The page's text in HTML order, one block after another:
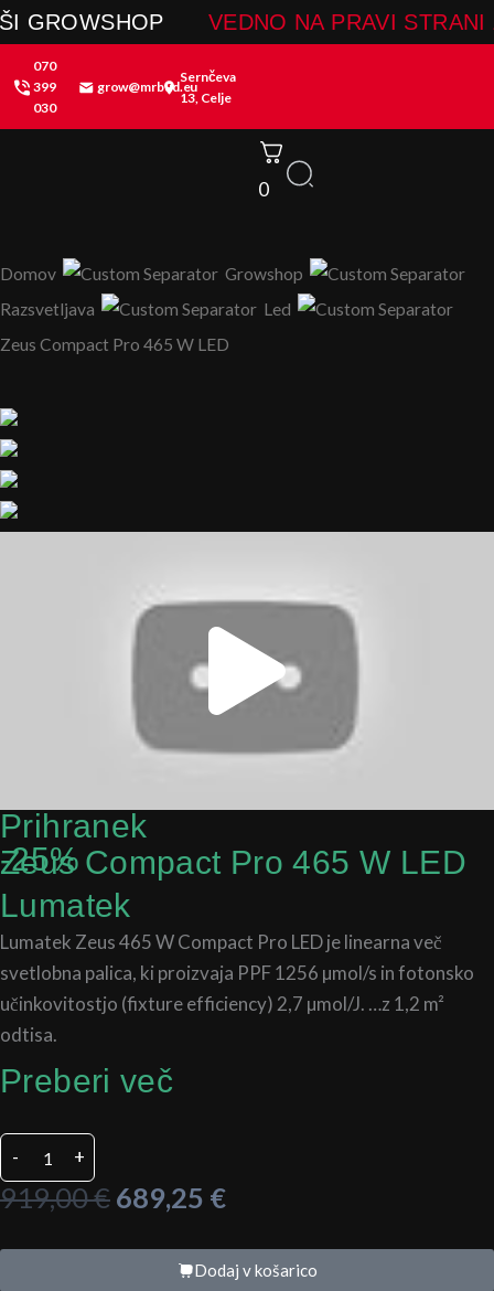
Skip
to
content
VEDNO NA PRAVI STRANI
070
399
030
grow@mrbud.eu
Sernčeva
13, Celje
0
Domov
Growshop
Razsvetljava
Led
Zeus Compact Pro 465 W LED
Play
Prihranek
-25%
Zeus Compact Pro 465 W LED
Lumatek
Lumatek Zeus 465 W Compact Pro LED je linearna več
svetlobna palica, ki proizvaja PPF 1256 µmol/s in fotonsko
učinkovitostjo (fixture efficiency) 2,7 µmol/J. …z 1,2 m²
odtisa.
Preberi več
-
Zeus
Compact
Pro
465
LED
+
919,00€ Izvirna
je
689,25 €Trenutna
je:
Dodaj v košarico